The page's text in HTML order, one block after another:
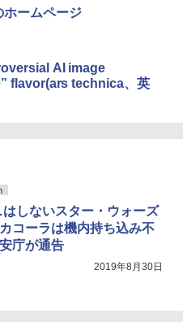
6650H 16GB 512GB】4.5GH
スレッド OCuLink Windows
6400MT/s 16T増設 3画
Bluetooth5.2 WiFi HD
ゲーミングpc みにpc minipc
クト
512GB office付
ップパソコン 中古パソコン P
pro Win11 3画面 PC 800
モニタ セット オフィス 2024
8世代 10世代 DELL 1311a
!1,600円OFFクーポン 8/4 20:
】Xiaomi Monitor A24i 20
レイ 1080P 23.8インチ 144
シュレート sRGB99% 1670
ΔE＜1 低ブルーライト 大
証 目にやさしい 調整可能な
VESA
ニター 21.5インチモニター デ
PCモニター ASUS 液晶ディ
22型 1920×1080 応
リフレッシュレート100Hz IP
晶モニター 5年保証付き 動画
在宅 楽天ランキング4冠
はだしのゲン（全10巻セッ
プグレード版】AOKIMI ワイヤ
bluetooth イヤホン V12 小型
トゥースHi-Fi 最大36時間再生 ぶ
コードレス ENCノイズキャン
ミ REDMI Buds 8 Lite ワイヤ
Bluetooth 5.4 ノイズキャンセ
36時間再生
(Stadium ver.)
酸水 ラベルレス 500ml ×24本
トボトル 500ミリリットル (Sm
本
モノクロ版 39 (ジャンプ
ームページ
AI image
flavor(ars technica、英
しないスター・ウォーズ
コーラは機内持ち込み不
庁が通告
2019年8月30日